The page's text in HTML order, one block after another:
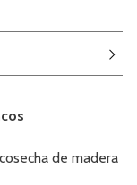
de madera